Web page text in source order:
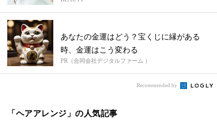
あなたの金運はどう？宝くじに縁がある
時、金運はこう変わる
PR（合同会社デジタルファーム ）
Recommended by
「ヘアアレンジ」の人気記事